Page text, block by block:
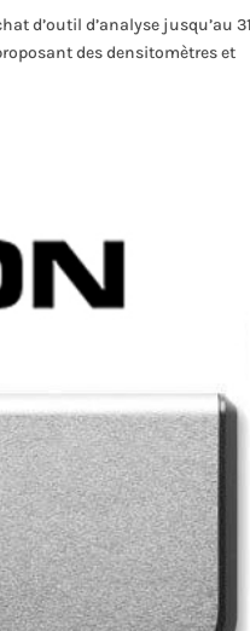
d’outil d’analyse jusqu’au
des densitomètres et